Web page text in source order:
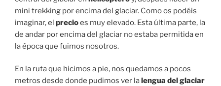
mini trekking por encima del glaciar. Como os podéis
imaginar, el precioes muy elevado. Esta última parte, la
de andar por encima del glaciar no estaba permitida en
la época que fuimos nosotros.
En la ruta que hicimos a pie, nos quedamos a pocos
metros desde donde pudimos ver lalengua del glaciar